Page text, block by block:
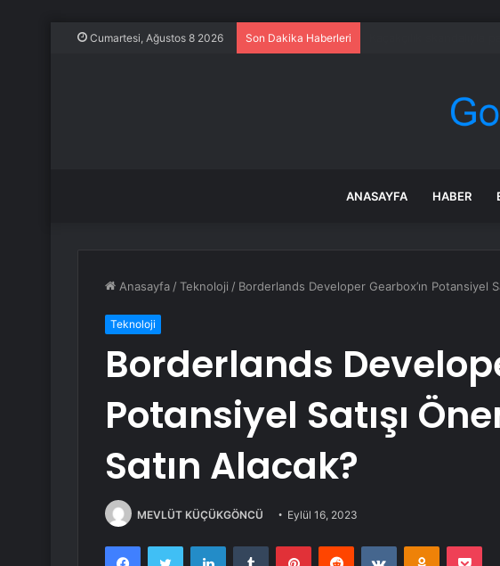
Cumartesi, Ağustos 8 2026 Son Dakika Haberleri
ANASAYFA HABER
Anasayfa /Teknoloji / Borderlands Developer Gearbox’ın Potansiyel
Teknoloji
Borderlands
Potansiyel Satışı
Satın Alacak?
MEVLÜT KÜÇÜKGÖNCÜ Eylül 16, 2023
FacebookTwitter LinkedInTumblr PinterestReddit VKontakte